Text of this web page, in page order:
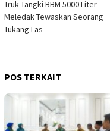
pos
Truk Tangki BBM 5000 Liter
Meledak Tewaskan Seorang
Tukang Las
POS TERKAIT